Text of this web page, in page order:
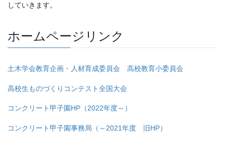
していきます。
ホームページリンク
土木学会教育企画・人材育成委員会 高校教育小委員会
高校生ものづくりコンテスト全国大会
コンクリート甲子園HP（2022年度～）
コンクリート甲子園事務局（～2021年度 旧HP）